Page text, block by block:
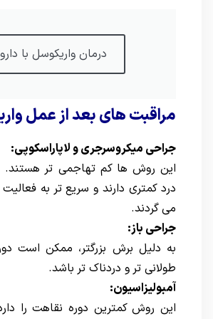
درمان واریکوسل با دارو
مراقبت های بعد از عمل
جراحی میکروسرجری و لاپاراسکوپی:
این روش ها کم تهاجمی تر هستند.
درد کمتری دارند و سریع تر به فعالیت
می گردند.
جراحی باز:
به دلیل برش بزرگتر، ممکن است
طولانی تر و دردناک تر باشد.
آمبولیزاسیون:
این روش کمترین دوره نقاهت را